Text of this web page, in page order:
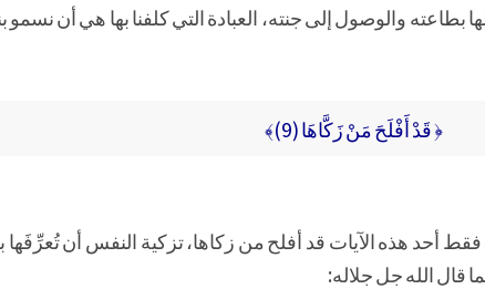
بطاعته والوصول إلى جنته، العبادة التي كلفنا بها هي أن نسمو
﴿ قَدْ أَفْلَحَ مَنْ زَكَّاهَا (9)﴾
أحد هذه الآيات قد أفلح من زكاها، تزكية النفس أن تُعرِّفَها
قال الله جل جلاله: